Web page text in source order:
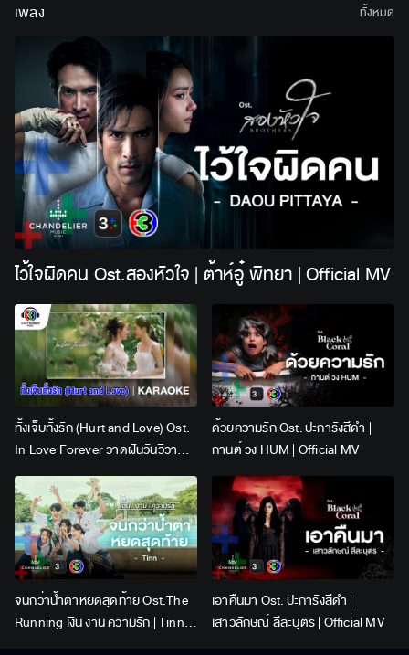
เพลง
ไว้ใจผิดคน Ost.สองหัวใจ | ต้าห์อู๋ พิทยา | Official MV
ทั้งเจ็บทั้งรัก (Hurt and Love) Ost.
In Love Forever วาดฝันวันวิวาห์ |
Lingling Kwong x Orm
Kornnaphat | Official Karaoke
ด้วยความรัก Ost. ปะการังสีดำ |
กานต์ วง HUM | Official MV
จนกว่าน้ำตาหยดสุดท้าย Ost.The
Running เงิน งาน ความรัก | Tinn |
เอาคืนมา Ost. ปะการังสีดำ |
เสาวลักษณ์ ลีละบุตร | Official MV
ทั้งหมด